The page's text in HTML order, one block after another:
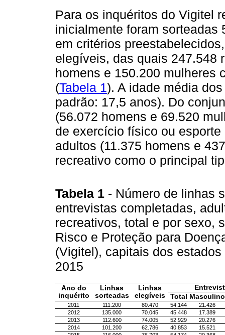
Para os inquéritos do Vigitel
inicialmente foram sorteadas
em critérios
elegíveis, das quais 247.548
homens e 150.200 mulheres
(Tabela 1). A idade média
padrão: 17,5 anos). Do
(56.072 homens e 69.520
de exercício físico ou
adultos (11.375 homens e
recreativo como o principal
Tabela 1 - Número de linhas
entrevistas completadas,
recreativos, total e por sexo,
Risco e Proteção para
(Vigitel), capitais dos
2015
Ano do
inquérito
Linhas
sorteadas
Linhas
elegíveis
Total
Masculino
2011 111.200 80.470 54.144
21.426
2012
135.000 70.045 45.448
17.389
2013
112.600 74.005 52.929
20.276
2014
101.200 62.786 40.853
15.521